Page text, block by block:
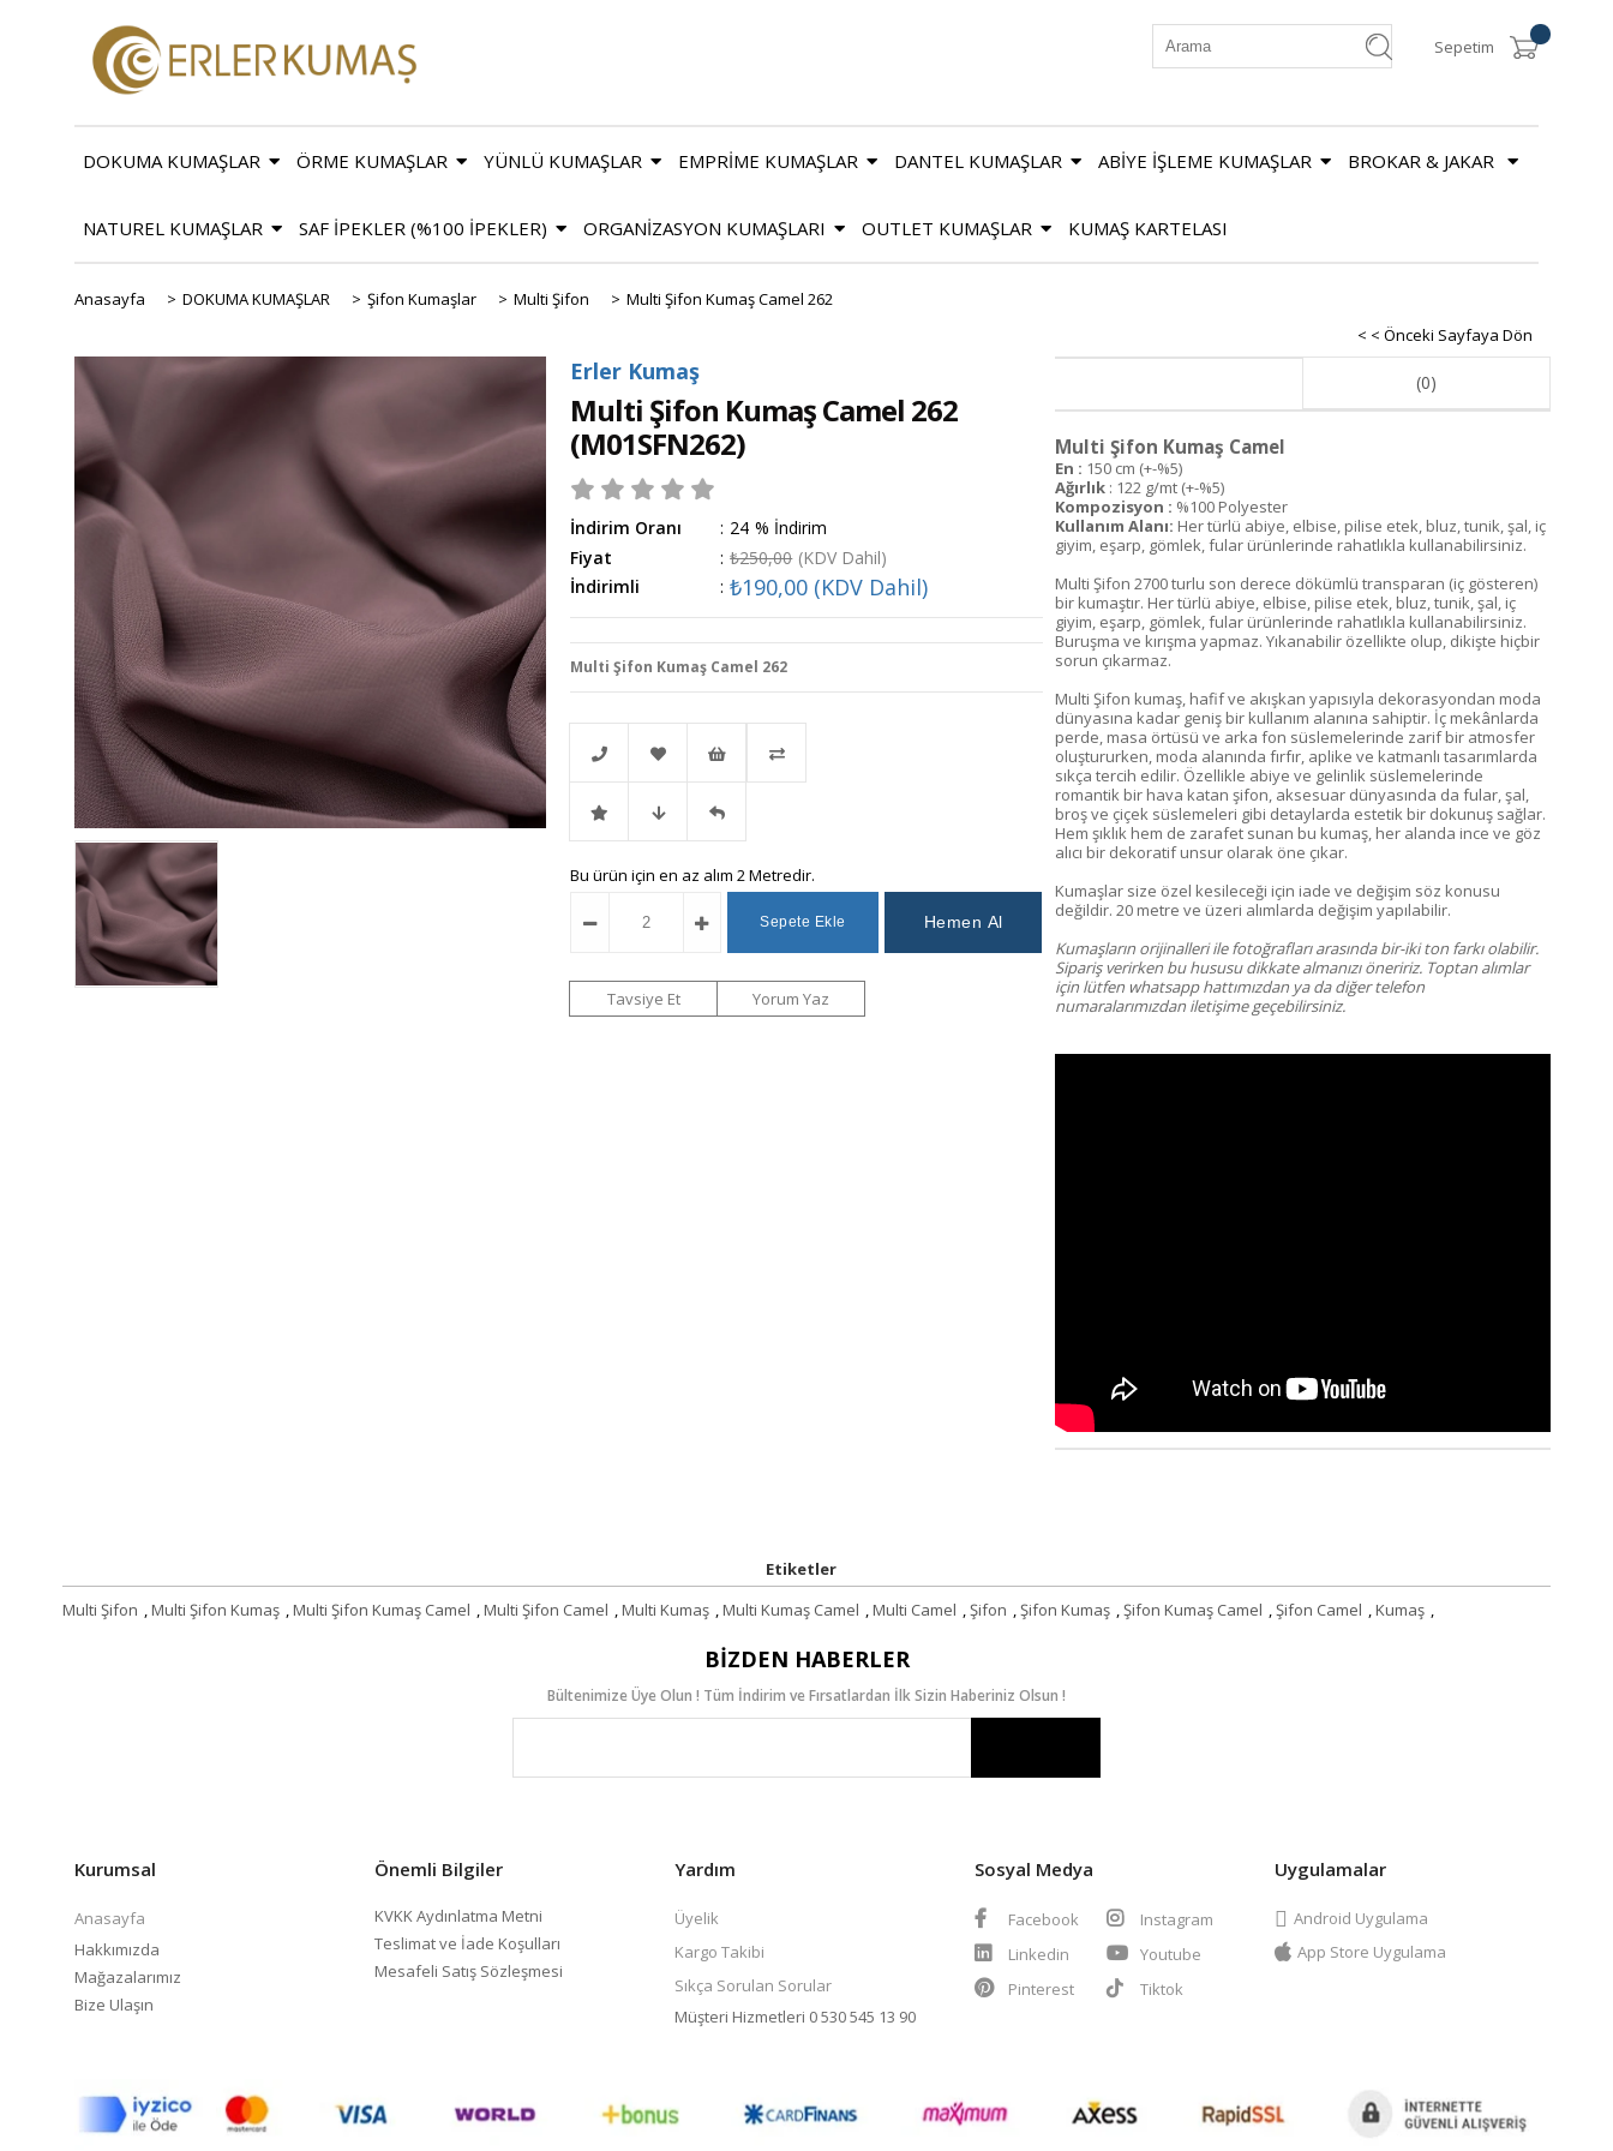
Sepetim
DOKUMA KUMAŞLAR ÖRME KUMAŞLAR YÜNLÜ KUMAŞLAR EMPRİME KUMAŞLAR DANTEL KUMAŞLAR ABİYE İŞLEME KUMAŞLAR BROKAR & JAKAR
NATUREL KUMAŞLAR SAF İPEKLER (%100 İPEKLER) ORGANİZASYON KUMAŞLARI OUTLET KUMAŞLAR KUMAŞ KARTELASI
Anasayfa > DOKUMA KUMAŞLAR > Şifon Kumaşlar > Multi Şifon > Multi Şifon Kumaş Camel 262
< < Önceki Sayfaya Dön
Erler Kumaş
Multi Şifon Kumaş Camel 262
(M01SFN262)
İndirim Oranı : %
24
İndirim
Fiyat
: ₺250,00 (KDV Dahil)
İndirimli
: ₺190,00 (KDV Dahil)
Multi Şifon Kumaş Camel 262
Telefonla
Sipariş
Favorilere
Ekle
İstek
Listeme
Ekle
İndirimli Fiyat
Düşünce
Haber
Gelince
Haber
Bu ürün için en az alım 2 Metredir.
Tavsiye Et Yorum Yaz
(0)
Multi Şifon Kumaş Camel
En : 150 cm (+-%5)
Ağırlık : 122 g/mt (+-%5)
Kompozisyon : %100 Polyester
Kullanım Alanı: Her türlü abiye, elbise, pilise etek, bluz, tunik, şal, iç
giyim, eşarp, gömlek, fular ürünlerinde rahatlıkla kullanabilirsiniz.
Multi Şifon 2700 turlu son derece dökümlü transparan (iç gösteren)
bir kumaştır. Her türlü abiye, elbise, pilise etek, bluz, tunik, şal, iç
giyim, eşarp, gömlek, fular ürünlerinde rahatlıkla kullanabilirsiniz.
Buruşma ve kırışma yapmaz. Yıkanabilir özellikte olup, dikişte hiçbir
sorun çıkarmaz.
Multi Şifon kumaş, hafif ve akışkan yapısıyla dekorasyondan moda
dünyasına kadar geniş bir kullanım alanına sahiptir. İç mekânlarda
perde, masa örtüsü ve arka fon süslemelerinde zarif bir atmosfer
oluştururken, moda alanında fırfır, aplike ve katmanlı tasarımlarda
sıkça tercih edilir. Özellikle abiye ve gelinlik süslemelerinde
romantik bir hava katan şifon, aksesuar dünyasında da fular, şal,
broş ve çiçek süslemeleri gibi detaylarda estetik bir dokunuş sağlar.
Hem şıklık hem de zarafet sunan bu kumaş, her alanda ince ve göz
alıcı bir dekoratif unsur olarak öne çıkar.
Kumaşlar size özel kesileceği için iade ve değişim söz konusu
değildir. 20 metre ve üzeri alımlarda değişim yapılabilir.
Kumaşların orijinalleri ile fotoğrafları arasında bir-iki ton farkı olabilir.
Sipariş verirken bu hususu dikkate almanızı öneririz. Toptan alımlar
için lütfen whatsapp hattımızdan ya da diğer telefon
numaralarımızdan iletişime geçebilirsiniz.
Etiketler
Multi Şifon ,Multi Şifon Kumaş ,Multi Şifon Kumaş Camel ,Multi Şifon Camel ,Multi Kumaş ,Multi Kumaş Camel ,Multi Camel ,Şifon ,Şifon Kumaş ,Şifon Kumaş Camel ,Şifon Camel ,Kumaş ,
BIZDEN HABERLER
Bültenimize Üye Olun ! Tüm İndirim ve Fırsatlardan İlk Sizin Haberiniz Olsun !
Kurumsal
Anasayfa
Hakkımızda
Mağazalarımız
Bize Ulaşın
Önemli Bilgiler
KVKK Aydınlatma Metni
Teslimat ve İade Koşulları
Mesafeli Satış Sözleşmesi
Yardım
Üyelik
Kargo Takibi
Sıkça Sorulan Sorular
Müşteri Hizmetleri 0 530 545 13 90
Sosyal Medya
Facebook
Instagram
Linkedin
Youtube
Pinterest
Tiktok
Uygulamalar
Android Uygulama
App Store Uygulama